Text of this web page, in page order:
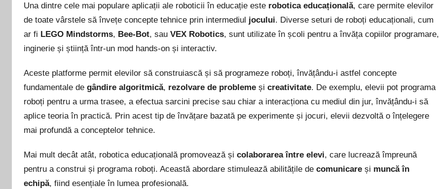
Una dintre cele mai populare aplicații ale roboticii în educație este robotica educațională, care permite elevilor
de toate vârstele să învețe concepte tehnice prin intermediul jocului. Diverse seturi de roboți educaționali, cum
ar fi LEGO Mindstorms, Bee-Bot, sau VEX Robotics, sunt utilizate în școli pentru a învăța copiilor programare,
inginerie și știință într-un mod hands-on și interactiv.
Aceste platforme permit elevilor să construiască și să programeze roboți, învățându-i astfel concepte
fundamentale de gândire algoritmică, rezolvare de probleme și creativitate. De exemplu, elevii pot programa
roboți pentru a urma trasee, a efectua sarcini precise sau chiar a interacționa cu mediul din jur, învățându-i să
aplice teoria în practică. Prin acest tip de învățare bazată pe experimente și jocuri, elevii dezvoltă o înțelegere
mai profundă a conceptelor tehnice.
Mai mult decât atât, robotica educațională promovează și colaborarea între elevi, care lucrează împreună
pentru a construi și programa roboți. Această abordare stimulează abilitățile de comunicare și muncă în
echipă, fiind esențiale în lumea profesională.